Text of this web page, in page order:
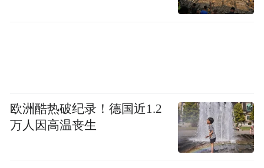
欧洲酷热破纪录！德国近1.2
万人因高温丧生